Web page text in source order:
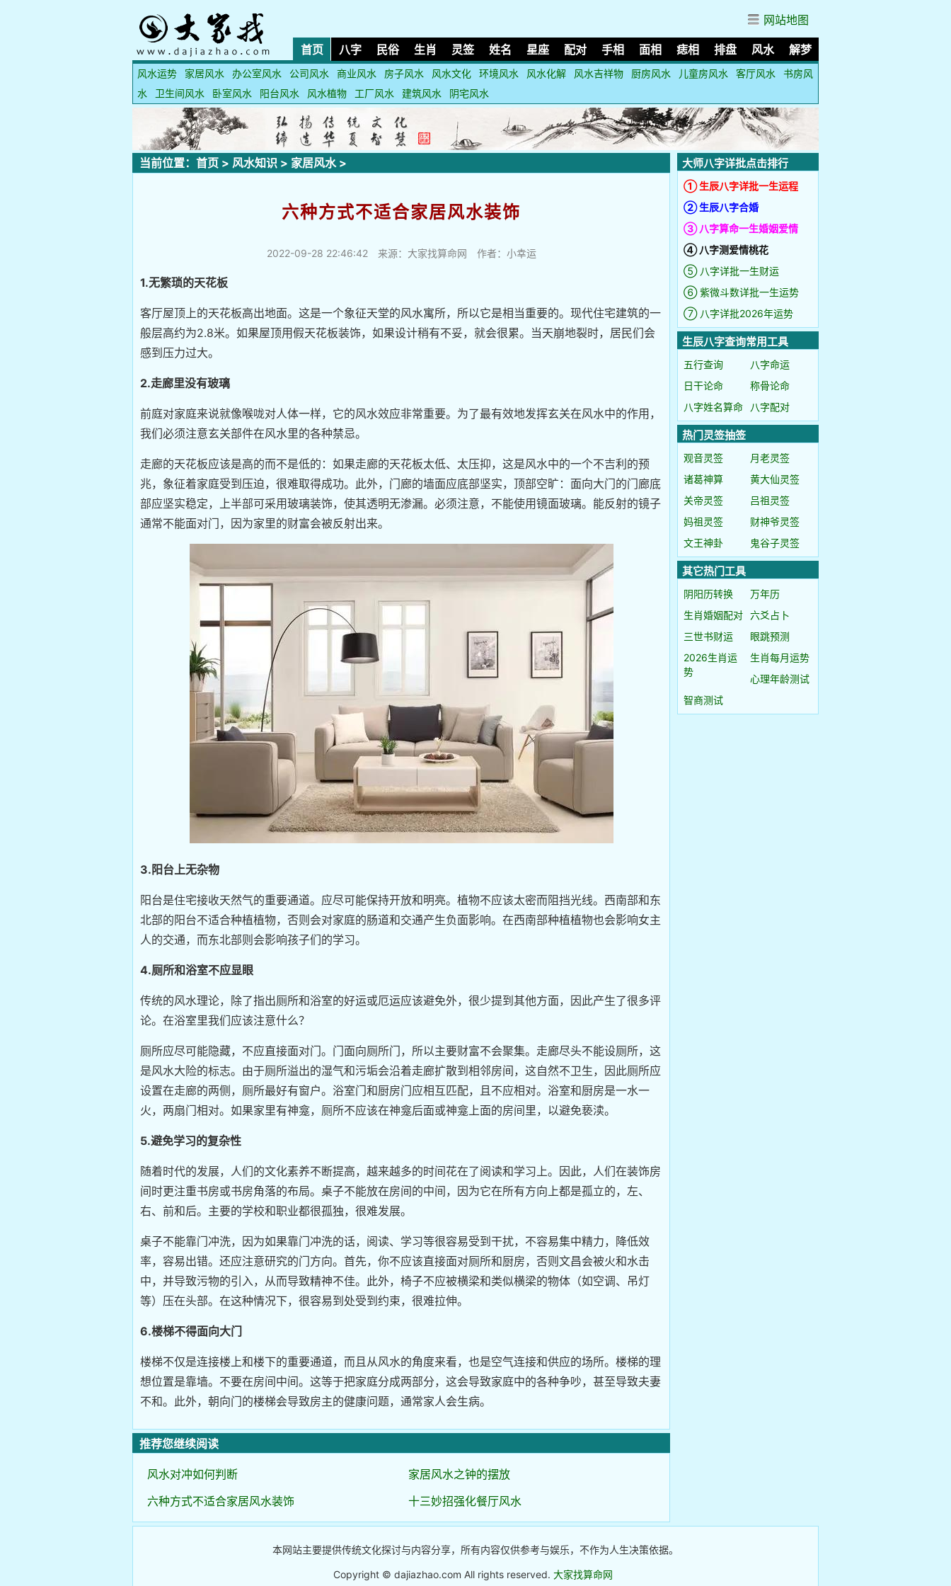
网站地图
首页 八字 民俗 生肖 灵签 姓名 星座 配对 手相 面相 痣相 排盘 风水 解梦
风水运势 家居风水 办公室风水 公司风水 商业风水 房子风水 风水文化 环境风水 风水化解 风水吉祥物 厨房风水 儿童房风水 客厅风水
书房风
水
卫生间风水 卧室风水 阳台风水 风水植物 工厂风水 建筑风水 阴宅风水
当前位置： 首页 > 风水知识 > 家居风水>
六种方式不适合家居风水装饰
2022-09-28 22:46:42来源：大家找算命网 作者：小幸运
1.无繁琐的天花板
客厅屋顶上的天花板高出地面。这是一个象征天堂的风水寓所，所以它是相当重要的。现代住宅建筑的一
般层高约为2.8米。如果屋顶用假天花板装饰，如果设计稍有不妥，就会很累。当天崩地裂时，居民们会
感到压力过大。
2.走廊里没有玻璃
前庭对家庭来说就像喉咙对人体一样，它的风水效应非常重要。为了最有效地发挥玄关在风水中的作用，
我们必须注意玄关部件在风水里的各种禁忌。
走廊的天花板应该是高的而不是低的：如果走廊的天花板太低、太压抑，这是风水中的一个不吉利的预
兆，象征着家庭受到压迫，很难取得成功。此外，门廊的墙面应底部坚实，顶部空旷：面向大门的门廊底
部应坚实稳定，上半部可采用玻璃装饰，使其透明无渗漏。必须注意，不能使用镜面玻璃。能反射的镜子
通常不能面对门，因为家里的财富会被反射出来。
3.阳台上无杂物
阳台是住宅接收天然气的重要通道。应尽可能保持开放和明亮。植物不应该太密而阻挡光线。西南部和东
北部的阳台不适合种植植物，否则会对家庭的肠道和交通产生负面影响。在西南部种植植物也会影响女主
人的交通，而东北部则会影响孩子们的学习。
4.厕所和浴室不应显眼
传统的风水理论，除了指出厕所和浴室的好运或厄运应该避免外，很少提到其他方面，因此产生了很多评
论。在浴室里我们应该注意什么？
厕所应尽可能隐藏，不应直接面对门。门面向厕所门，所以主要财富不会聚集。走廊尽头不能设厕所，这
是风水大险的标志。由于厕所溢出的湿气和污垢会沿着走廊扩散到相邻房间，这自然不卫生，因此厕所应
设置在走廊的两侧，厕所最好有窗户。浴室门和厨房门应相互匹配，且不应相对。浴室和厨房是一水一
火，两扇门相对。如果家里有神龛，厕所不应该在神龛后面或神龛上面的房间里，以避免亵渎。
5.避免学习的复杂性
随着时代的发展，人们的文化素养不断提高，越来越多的时间花在了阅读和学习上。因此，人们在装饰房
间时更注重书房或书房角落的布局。桌子不能放在房间的中间，因为它在所有方向上都是孤立的，左、
右、前和后。主要的学校和职业都很孤独，很难发展。
桌子不能靠门冲洗，因为如果靠门冲洗的话，阅读、学习等很容易受到干扰，不容易集中精力，降低效
率，容易出错。还应注意研究的门方向。首先，你不应该直接面对厕所和厨房，否则文昌会被火和水击
中，并导致污物的引入，从而导致精神不佳。此外，椅子不应被横梁和类似横梁的物体（如空调、吊灯
等）压在头部。在这种情况下，很容易到处受到约束，很难拉伸。
6.楼梯不得面向大门
楼梯不仅是连接楼上和楼下的重要通道，而且从风水的角度来看，也是空气连接和供应的场所。楼梯的理
想位置是靠墙。不要在房间中间。这等于把家庭分成两部分，这会导致家庭中的各种争吵，甚至导致夫妻
不和。此外，朝向门的楼梯会导致房主的健康问题，通常家人会生病。
大师八字详批点击排行
① 生辰八字详批一生运程
② 生辰八字合婚
③ 八字算命一生婚姻爱情
④ 八字测爱情桃花
⑤ 八字详批一生财运
⑥ 紫微斗数详批一生运势
⑦ 八字详批2026年运势
生辰八字查询常用工具
五行查询
八字命运
日干论命
称骨论命
八字姓名算命
八字配对
热门灵签抽签
观音灵签
月老灵签
诸葛神算
黄大仙灵签
关帝灵签
吕祖灵签
妈祖灵签
财神爷灵签
文王神卦
鬼谷子灵签
其它热门工具
阴阳历转换
万年历
生肖婚姻配对 六爻占卜
三世书财运
眼跳预测
2026生肖运
势
生肖每月运势
心理年龄测试
智商测试
推荐您继续阅读
风水对冲如何判断
家居风水之钟的摆放
六种方式不适合家居风水装饰
十三妙招强化餐厅风水
本网站主要提供传统文化探讨与内容分享，所有内容仅供参考与娱乐，不作为人生决策依据。
Copyright © dajiazhao.com All rights reserved. 大家找算命网